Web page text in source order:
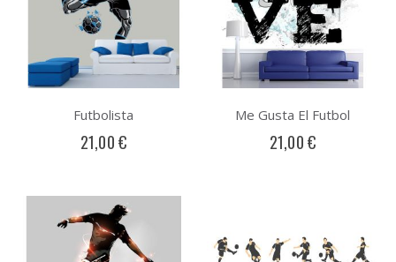
Futbolista
21,00 €
Me Gusta El Futbol
21,00 €